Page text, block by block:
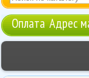
Оплата Адрес